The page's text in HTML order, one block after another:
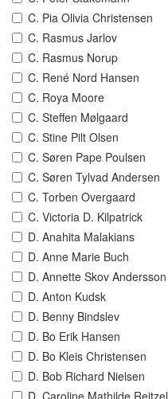
C. Pia Olivia Christensen
C. Rasmus Jarlov
C. Rasmus Norup
C. René Nord Hansen
C. Roya Moore
C. Steffen Mølgaard
C. Stine Pilt Olsen
C. Søren Pape Poulsen
C. Søren Tylvad Andersen
C. Torben Overgaard
C. Victoria D. Kilpatrick
D. Anahita Malakians
D. Anne Marie Buch
D. Annette Skov Andersson
D. Anton Kudsk
D. Benny Bindslev
D. Bo Erik Hansen
D. Bo Kleis Christensen
D. Bob Richard Nielsen